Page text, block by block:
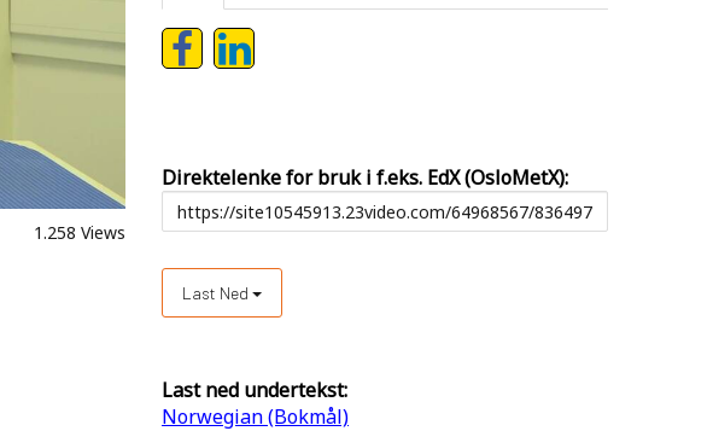
1.258 Views
Direktelenke for bruk i f.eks. EdX (OsloMetX):
Last Ned
Last ned undertekst:
Norwegian (Bokmål)